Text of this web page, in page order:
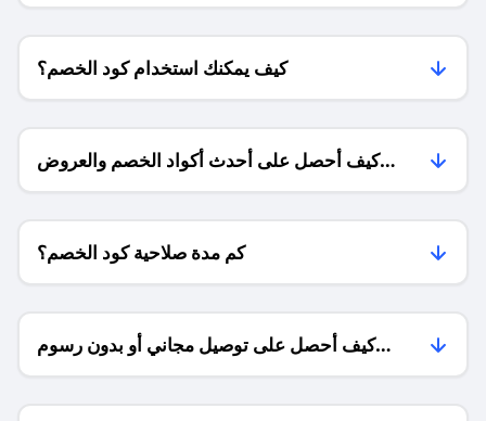
كيف يمكنك استخدام كود الخصم؟
كيف أحصل على أحدث أكواد الخصم والعروض
للمتاجر؟
كم مدة صلاحية كود الخصم؟
كيف أحصل على توصيل مجاني أو بدون رسوم
الشحن ؟